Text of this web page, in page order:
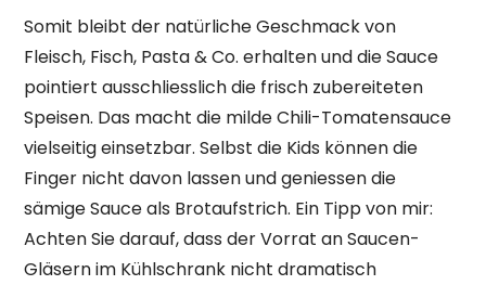
Somit bleibt der natürliche Geschmack von
Fleisch, Fisch, Pasta & Co. erhalten und die Sauce
pointiert ausschliesslich die frisch zubereiteten
Speisen. Das macht die milde Chili-Tomatensauce
vielseitig einsetzbar. Selbst die Kids können die
Finger nicht davon lassen und geniessen die
sämige Sauce als Brotaufstrich. Ein Tipp von mir:
Achten Sie darauf, dass der Vorrat an Saucen-
Gläsern im Kühlschrank nicht dramatisch